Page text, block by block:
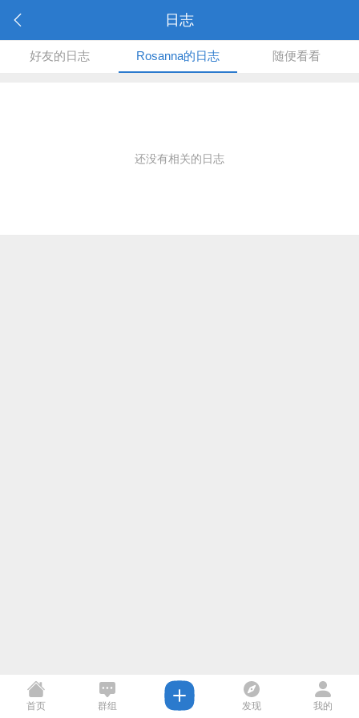
日志
好友的日志 Rosanna的日志 随便看看
还没有相关的日志
首页 群组 发现 我的